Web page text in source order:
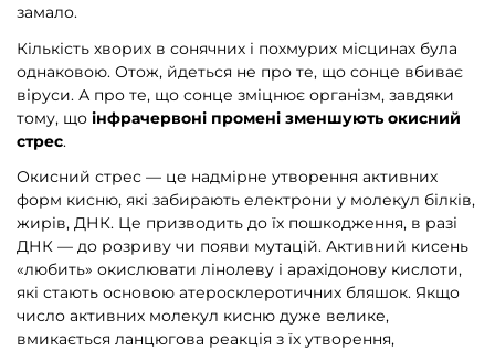
замало.
Кількість хворих в сонячних і похмурих місцинах була
однаковою. Отож, йдеться не про те, що сонце вбиває
віруси. А про те, що сонце зміцнює організм, завдяки
тому, що інфрачервоні промені зменшують окисний
стрес.
Окисний стрес — це надмірне утворення активних
форм кисню, які забирають електрони у молекул білків,
жирів, ДНК. Це призводить до їх пошкодження, в разі
ДНК — до розриву чи появи мутацій. Активний кисень
«любить» окислювати лінолеву і арахідонову кислоти,
які стають основою атеросклеротичних бляшок. Якщо
число активних молекул кисню дуже велике,
вмикається ланцюгова реакція з їх утворення,